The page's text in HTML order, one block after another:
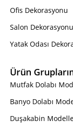
Ofis Dekorasyonu
Salon Dekorasyonu
Yatak Odası
Ürün
Mutfak Dolabı
Banyo Dolabı
Duşakabin